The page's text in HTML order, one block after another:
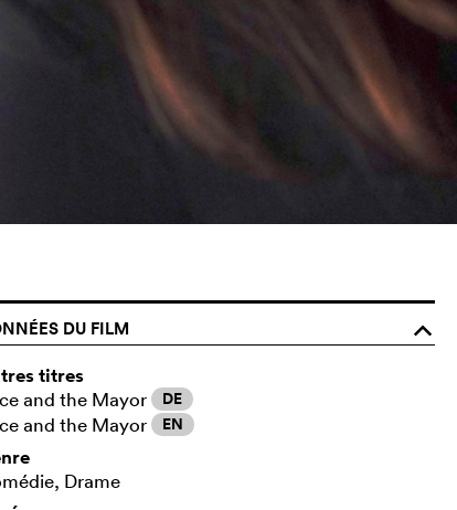
DU FILM
o
titres
and the Mayor DE
and the Mayor EN
Drame